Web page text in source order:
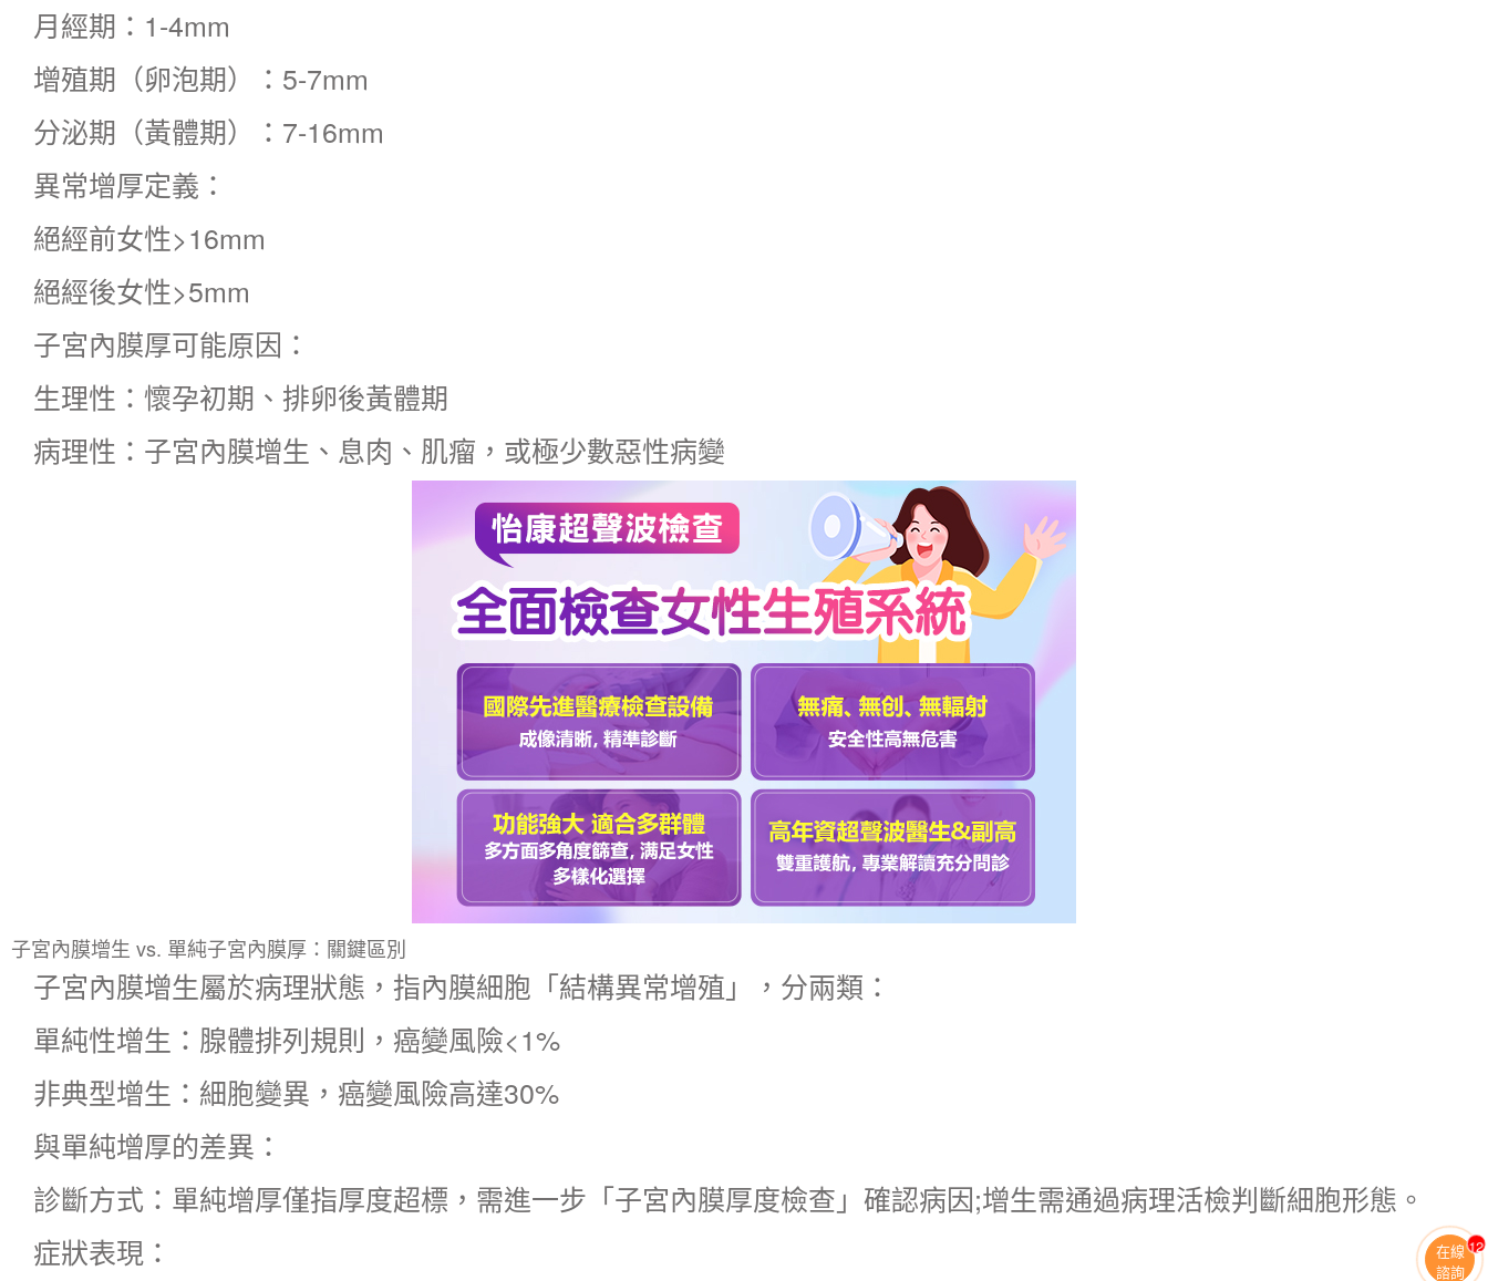
​月經期：1-4mm
​增殖期（卵泡期）​：5-7mm
​分泌期（黃體期）​：7-16mm
異常增厚定義：
絕經前女性>16mm
絕經後女性>5mm
子宮內膜厚可能原因：
生理性：懷孕初期、排卵後黃體期
病理性：子宮內膜增生、息肉、肌瘤，或極少數惡性病變
子宮內膜增生 vs. 單純子宮內膜厚：關鍵區別
子宮內膜增生屬於病理狀態，指內膜細胞「結構異常增殖」，分兩類：
​單純性增生：腺體排列規則，癌變風險<1%
​非典型增生：細胞變異，癌變風險高達30%
與單純增厚的差異：
​診斷方式：單純增厚僅指厚度超標，需進一步「子宮內膜厚度檢查 」確認病因;增生需通過病理活檢判斷細胞形態。
​症狀表現：
在線
諮詢
13